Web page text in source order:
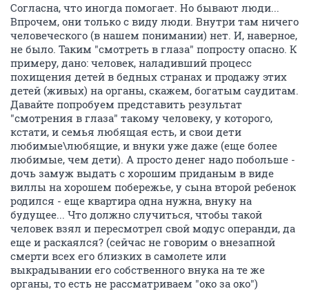
Согласна, что иногда помогает. Но бывают люди...
Впрочем, они только с виду люди. Внутри там ничего
человеческого (в нашем понимании) нет. И, наверное,
не было. Таким "смотреть в глаза" попросту опасно. К
примеру, дано: человек, наладивший процесс
похищения детей в бедных странах и продажу этих
детей (живых) на органы, скажем, богатым саудитам.
Давайте попробуем представить результат
"смотрения в глаза" такому человеку, у которого,
кстати, и семья любящая есть, и свои дети
любимые\любящие, и внуки уже даже (еще более
любимые, чем дети). А просто денег надо побольше -
дочь замуж выдать с хорошим приданым в виде
виллы на хорошем побережье, у сына второй ребенок
родился - еще квартира одна нужна, внуку на
будущее... Что должно случиться, чтобы такой
человек взял и пересмотрел свой модус операнди, да
еще и раскаялся? (сейчас не говорим о внезапной
смерти всех его близких в самолете или
выкрадывании его собственного внука на те же
органы, то есть не рассматриваем "око за око")